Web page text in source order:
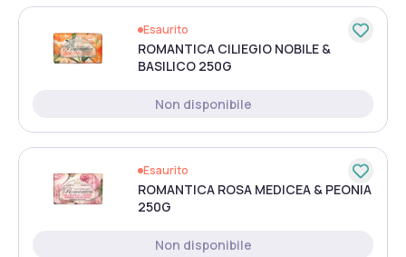
Esaurito
ROMANTICA CILIEGIO NOBILE &
BASILICO 250G
Non disponibile
Esaurito
ROMANTICA ROSA MEDICEA & PEONIA
250G
Non disponibile